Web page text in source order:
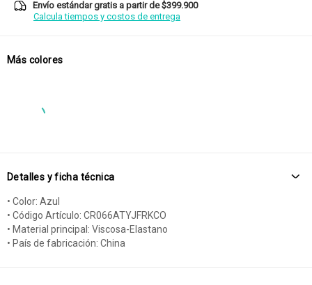
Envío estándar gratis a partir de $399.900
Calcula tiempos y costos de entrega
Más colores
Detalles y ficha técnica
• Color: Azul
• Código Artículo: CR066ATYJFRKCO
• Material principal: Viscosa-Elastano
• País de fabricación: China